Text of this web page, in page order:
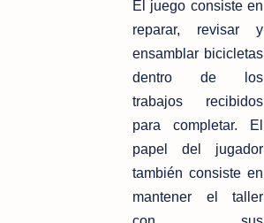
El juego consiste en
reparar, revisar y
ensamblar bicicletas
dentro de los
trabajos recibidos
para completar. El
papel del jugador
también consiste en
mantener el taller